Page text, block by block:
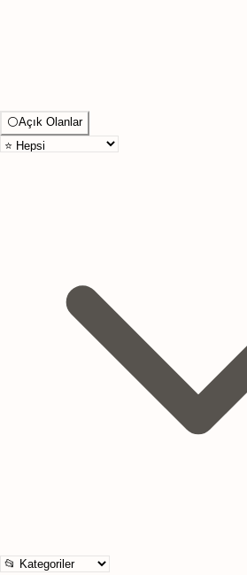
⚪Açık Olanlar